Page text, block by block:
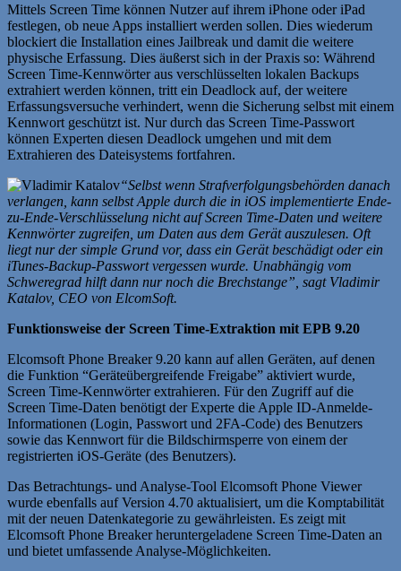
Mittels Screen Time können Nutzer auf ihrem iPhone oder iPad
festlegen, ob neue Apps installiert werden sollen. Dies wiederum
blockiert die Installation eines Jailbreak und damit die weitere
physische Erfassung. Dies äußerst sich in der Praxis so: Während
Screen Time-Kennwörter aus verschlüsselten lokalen Backups
extrahiert werden können, tritt ein Deadlock auf, der weitere
Erfassungsversuche verhindert, wenn die Sicherung selbst mit einem
Kennwort geschützt ist. Nur durch das Screen Time-Passwort
können Experten diesen Deadlock umgehen und mit dem
Extrahieren des Dateisystems fortfahren.
“Selbst wenn Strafverfolgungsbehörden danach
verlangen, kann selbst Apple durch die in iOS implementierte Ende-
zu-Ende-Verschlüsselung nicht auf Screen Time-Daten und weitere
Kennwörter zugreifen, um Daten aus dem Gerät auszulesen. Oft
liegt nur der simple Grund vor, dass ein Gerät beschädigt oder ein
iTunes-Backup-Passwort vergessen wurde. Unabhängig vom
Schweregrad hilft dann nur noch die Brechstange”, sagt Vladimir
Katalov, CEO von ElcomSoft.
Funktionsweise der Screen Time-Extraktion mit EPB 9.20
Elcomsoft Phone Breaker 9.20 kann auf allen Geräten, auf denen
die Funktion “Geräteübergreifende Freigabe” aktiviert wurde,
Screen Time-Kennwörter extrahieren. Für den Zugriff auf die
Screen Time-Daten benötigt der Experte die Apple ID-Anmelde-
Informationen (Login, Passwort und 2FA-Code) des Benutzers
sowie das Kennwort für die Bildschirmsperre von einem der
registrierten iOS-Geräte (des Benutzers).
Das Betrachtungs- und Analyse-Tool Elcomsoft Phone Viewer
wurde ebenfalls auf Version 4.70 aktualisiert, um die Komptabilität
mit der neuen Datenkategorie zu gewährleisten. Es zeigt mit
Elcomsoft Phone Breaker heruntergeladene Screen Time-Daten an
und bietet umfassende Analyse-Möglichkeiten.